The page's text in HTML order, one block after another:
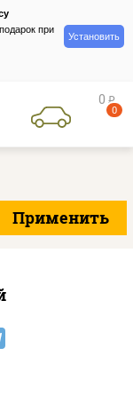
при
Установить
0 руб
0